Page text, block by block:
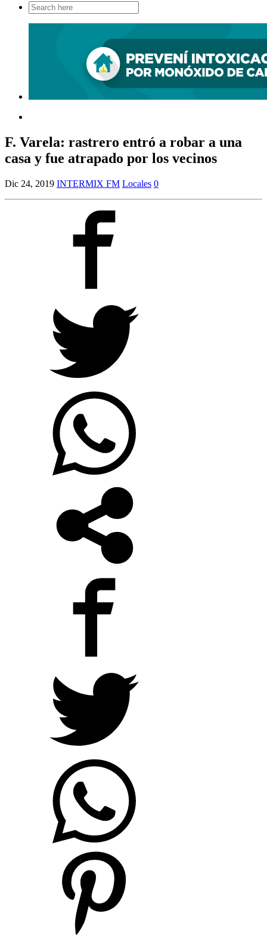
Search
for:
F. Varela: rastrero entró a robar a una
casa y fue atrapado por los vecinos
Dic 24, 2019 INTERMIX FM Locales 0